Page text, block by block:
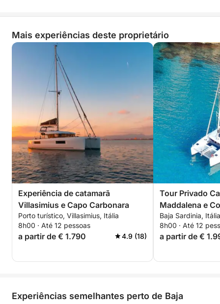
Mais experiências deste proprietário
Experiência de catamarã
Villasimius e Capo Carbonara
Porto turístico, Villasimius, Itália
8h00 · Até 12 pessoas
a partir de € 1.790 4.9 (18)
Tour Privado
Maddalena e
Baja Sardinia, Itália
8h00 · Até 12
a partir de €
Experiências semelhantes perto de Baja